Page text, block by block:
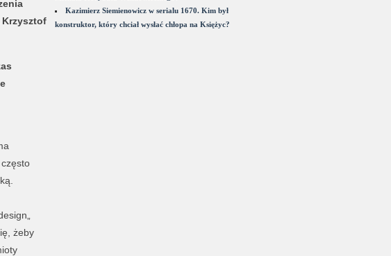
żeby
Kazimierz Siemienowicz w serialu 1670. Kim był
konstruktor, który chciał wysłać chłopa na Księżyc?